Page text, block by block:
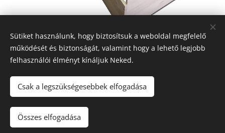
Ide írhatsz...
Az oldalt aWebnode
Sütiket használunk, hogy biztosítsuk a weboldal megfelelő
működését és biztonságát, valamint hogy a lehető legjobb
felhasználói élményt kínáljuk Neked.
Csak a legszükségesebbek elfogadása
Összes elfogadása